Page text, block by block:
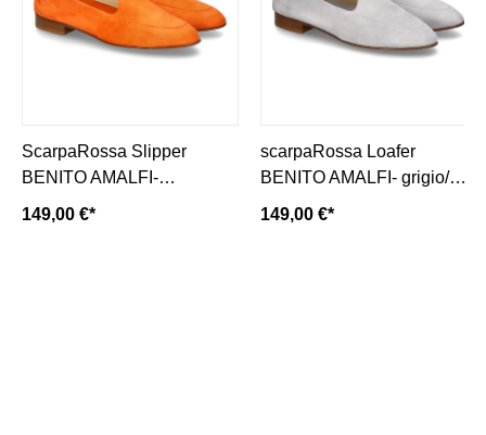
ScarpaRossa Slipper
BENITO AMALFI-
mandarino/ orange
149,00 €*
scarpaRossa Loafer
BENITO AMALFI- grigio/
hellgrau
149,00 €*